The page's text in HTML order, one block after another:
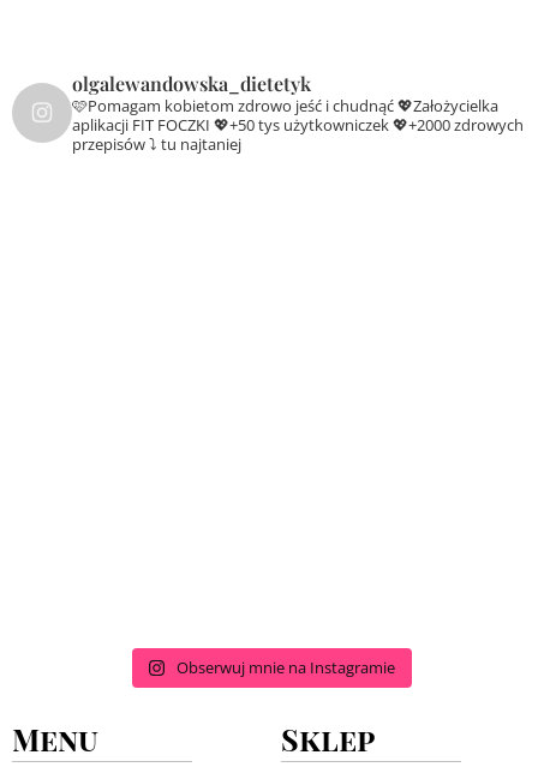
olgalewandowska_dietetyk
🩷Pomagam kobietom zdrowo jeść i chudnąć💖Założycielka
aplikacji FIT FOCZKI 💖+50 tys użytkowniczek💖+2000 zdrowych
przepisów ⤵️ tu najtaniej
Obserwuj mnie na Instagramie
Menu Sklep